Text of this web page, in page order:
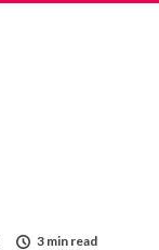
3 min read